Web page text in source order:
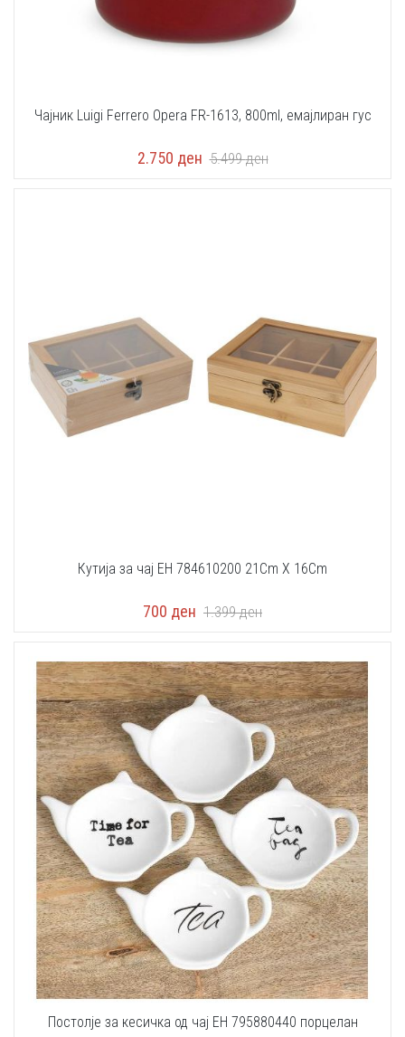
Чајник Luigi Ferrero Opera FR-1613, 800ml, eмајлиран гус
2.750 ден 5.499ден
Кутија за чај EH 784610200 21Cm X 16Cm
700 ден 1.399ден
Постолје за кесичка од чај EH 795880440 порцелан